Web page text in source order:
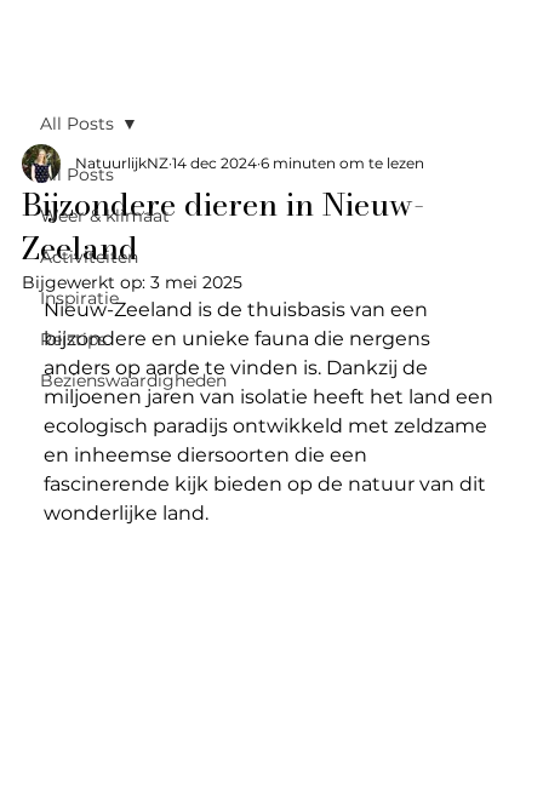
All Posts
Weer & klimaat
Activiteiten
Inspiratie
Reistips
Bezienswaardigheden
All Posts
Bijzondere dieren in Nieuw-
Zeeland
NatuurlijkNZ 14 dec 2024 6 minuten om te lezen
Bijgewerkt op: 3 mei 2025
Nieuw-Zeeland is de thuisbasis van een
bijzondere en unieke fauna die nergens
anders op aarde te vinden is. Dankzij de
miljoenen jaren van isolatie heeft het land een
ecologisch paradijs ontwikkeld met zeldzame
en inheemse diersoorten die een
fascinerende kijk bieden op de natuur van dit
wonderlijke land.